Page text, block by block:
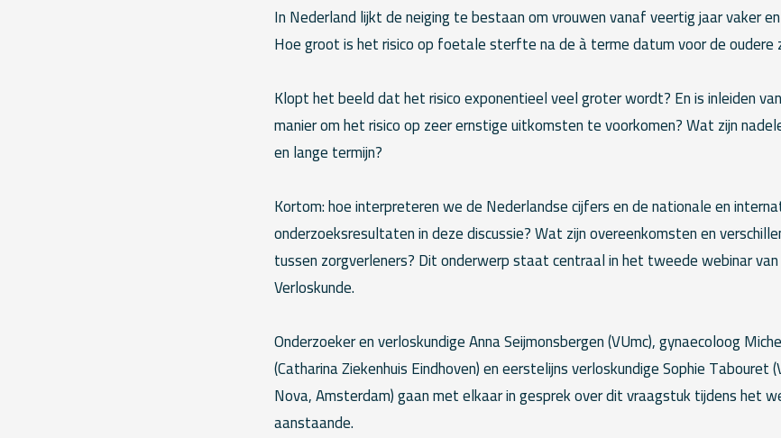
In Nederland lijkt de neiging te bestaan om vrouwen vanaf veertig jaar vaker
Hoe groot is het risico op foetale sterfte na de à terme datum voor de oudere
Klopt het beeld dat het risico exponentieel veel groter wordt? En is inleiden
manier om het risico op zeer ernstige uitkomsten te voorkomen? Wat zijn
en lange termijn?
Kortom: hoe interpreteren we de Nederlandse cijfers en de nationale en
onderzoeksresultaten in deze discussie? Wat zijn overeenkomsten en
tussen zorgverleners? Dit onderwerp staat centraal in het tweede webinar
Verloskunde.
Onderzoeker en verloskundige Anna Seijmonsbergen (VUmc), gynaecoloog
(Catharina Ziekenhuis Eindhoven) en eerstelijns verloskundige Sophie Tabouret
Nova, Amsterdam) gaan met elkaar in gesprek over dit vraagstuk tijdens het
aanstaande.